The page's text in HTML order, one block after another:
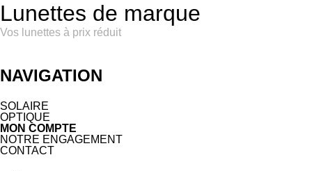
Lunettes de marque
Vos lunettes à prix réduit
NAVIGATION
SOLAIRE
OPTIQUE
MON COMPTE
NOTRE ENGAGEMENT
CONTACT